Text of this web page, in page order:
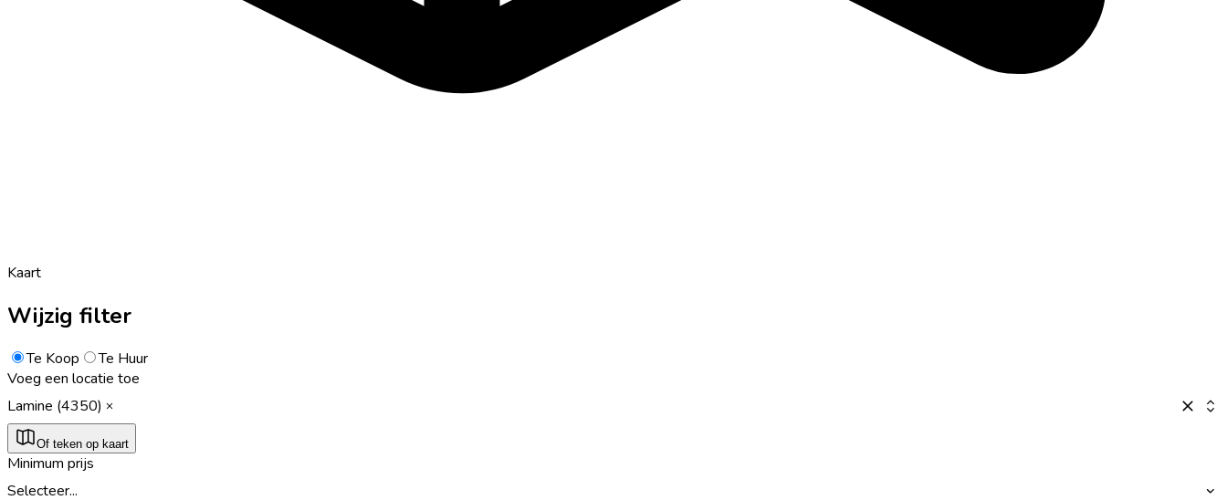
Kaart
Wijzig filter
Te Koop
Te Huur
Voeg een locatie toe
Lamine (4350)
Of teken op kaart
Minimum prijs
Selecteer...